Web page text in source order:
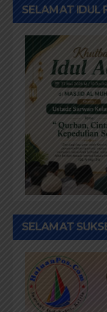
SELAMAT IDUL
SELAMAT